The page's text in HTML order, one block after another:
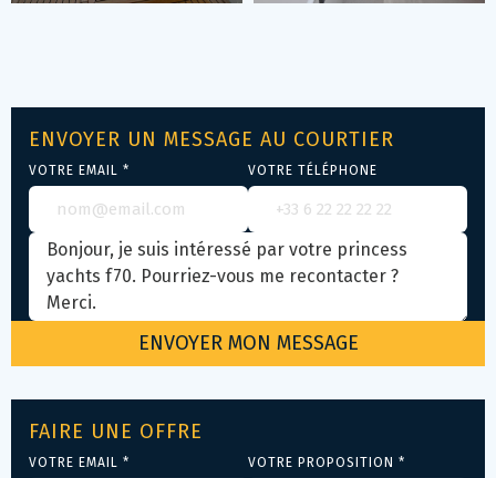
ENVOYER UN MESSAGE AU COURTIER
VOTRE EMAIL * VOTRE TÉLÉPHONE
FAIRE UNE OFFRE
VOTRE EMAIL * VOTRE PROPOSITION *